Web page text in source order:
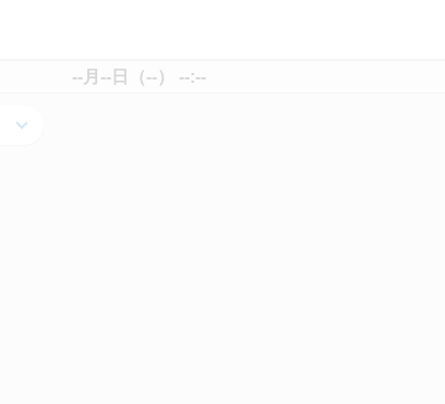
--月--日（--） --:--